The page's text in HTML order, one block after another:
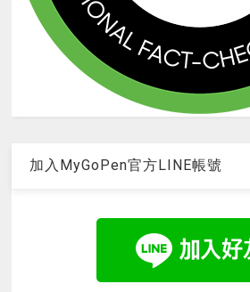
加入MyGoPen官方LINE帳號